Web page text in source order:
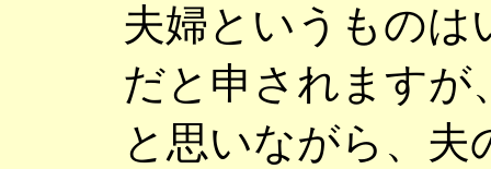
夫婦というものは
だと申されますが
と思いながら、夫